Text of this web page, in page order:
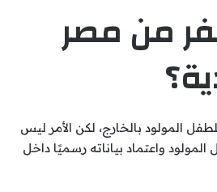
من مصر
المولود بالخارج، لكن الأمر ليس
واعتماد بياناته رسميًا داخل